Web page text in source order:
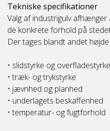
Tekniske specifikationer
Valg af industrigulv
de konkrete forhold på
Der tages blandt andet
• slidstyrke og overfladestyrke
• træk- og trykstyrke
• jævnhed og planhed
• underlagets beskaffenhed
• temperatur- og fugtforhold